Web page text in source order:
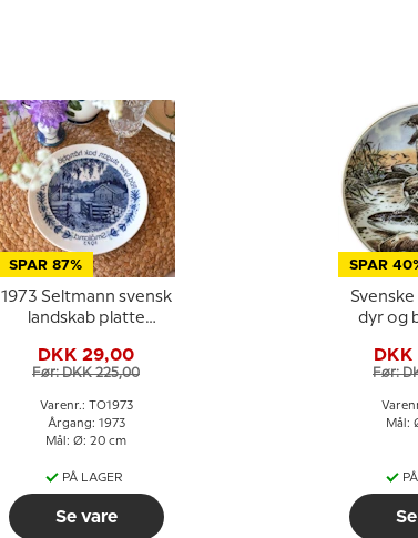
SPAR 87%
1973 Seltmann svensk
landskab platte
DKK 29,00
Før: DKK 225,00
Varenr.: TO1973
Årgang: 1973
Mål: Ø: 20 cm
PÅ LAGER
Se vare
SPAR
dyr og
DKK
Før:
Mål: